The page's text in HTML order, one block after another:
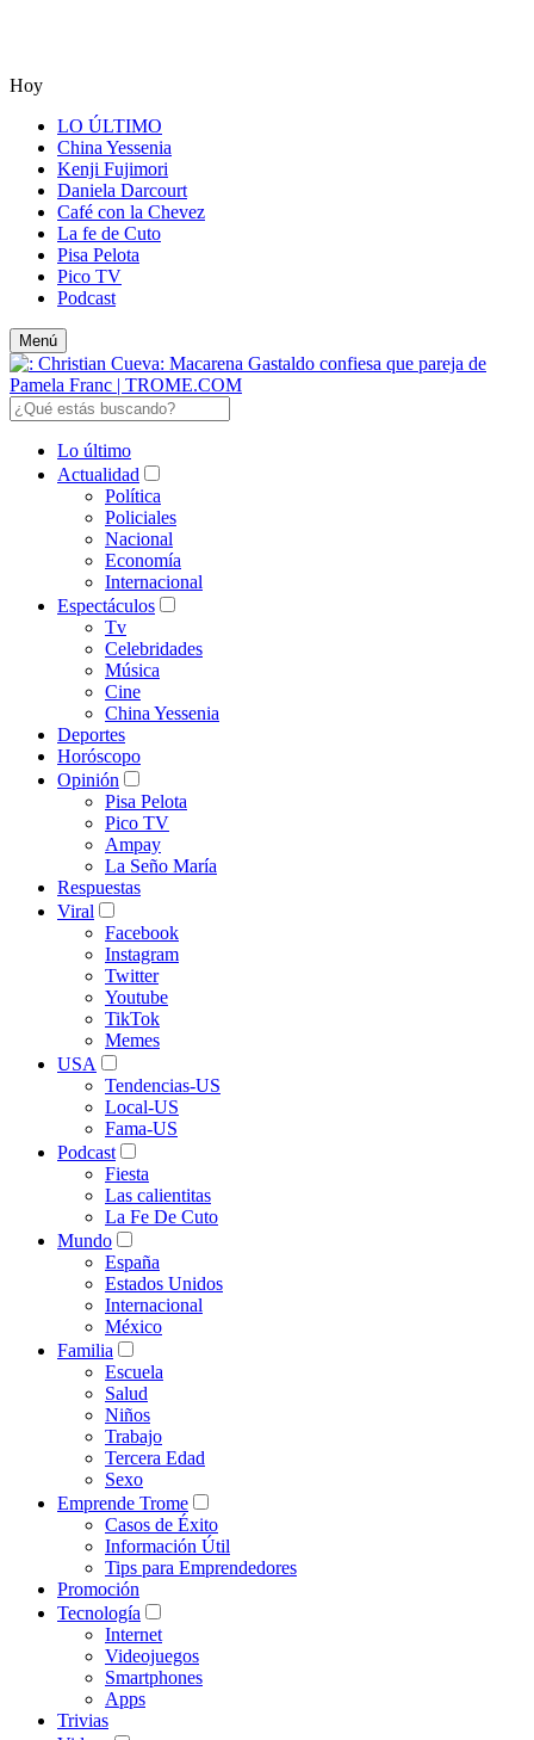
Hoy
LO ÚLTIMO
China Yessenia
Kenji Fujimori
Daniela Darcourt
Café con la Chevez
La fe de Cuto
Pisa Pelota
Pico TV
Podcast
Menú
Lo último
Actualidad
Política
Policiales
Nacional
Economía
Internacional
Espectáculos
Tv
Celebridades
Música
Cine
China Yessenia
Deportes
Horóscopo
Opinión
Pisa Pelota
Pico TV
Ampay
La Seño María
Respuestas
Viral
Facebook
Instagram
Twitter
Youtube
TikTok
Memes
USA
Tendencias-US
Local-US
Fama-US
Podcast
Fiesta
Las calientitas
La Fe De Cuto
Mundo
España
Estados Unidos
Internacional
México
Familia
Escuela
Salud
Niños
Trabajo
Tercera Edad
Sexo
Emprende Trome
Casos de Éxito
Información Útil
Tips para Emprendedores
Promoción
Tecnología
Internet
Videojuegos
Smartphones
Apps
Trivias